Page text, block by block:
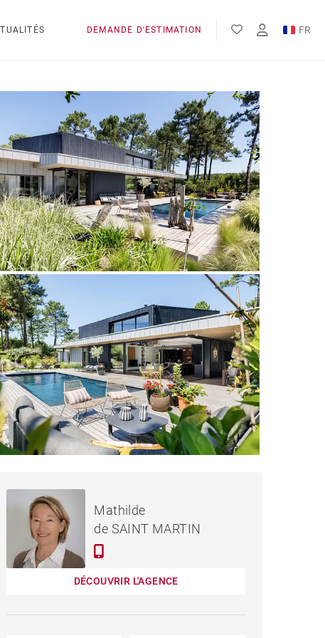
DEMANDE D'ESTIMATION FR
EN
MAISON LIT-ET-MIXE -
218 M²Mathilde
de SAINT MARTIN
DÉCOUVRIR L'AGENCE